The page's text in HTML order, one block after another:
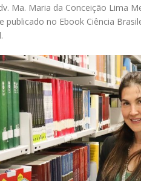
Ma. Maria da Conceição Lima
publicado no Ebook Ciência